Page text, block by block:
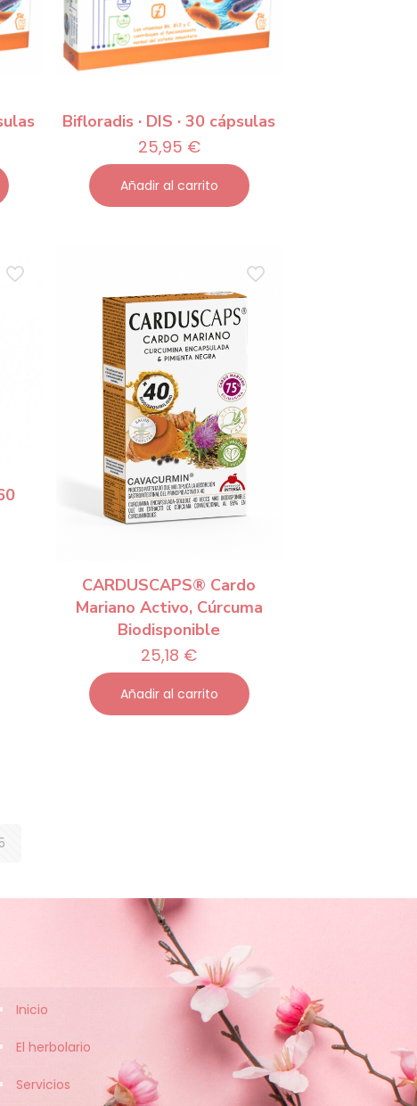
Bifloradis · DIS · 30 cápsulas
25,95 €
Añadir al carrito
CARDUSCAPS® Cardo
Mariano Activo, Cúrcuma
Biodisponible
25,18 €
Añadir al carrito
5
Inicio
El herbolario
Servicios